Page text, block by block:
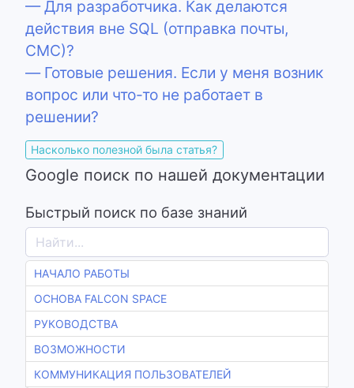
Быстрый поиск по базе знаний
НАЧАЛО РАБОТЫ
ОСНОВА FALCON SPACE
РУКОВОДСТВА
ВОЗМОЖНОСТИ
КОММУНИКАЦИЯ ПОЛЬЗОВАТЕЛЕЙ
— Для разработчика. Как делаются
действия вне SQL (отправка почты,
СМС)?
— Готовые решения. Если у меня возник
вопрос или что-то не работает в
решении?
Насколько полезной была статья?
Google поиск по нашей документации